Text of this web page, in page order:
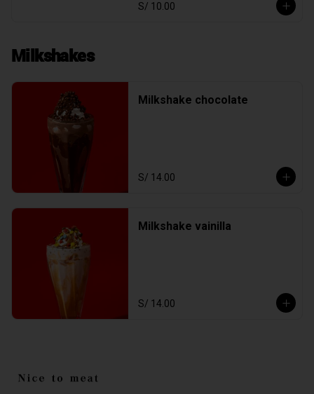
S/ 10.00
Milkshakes
Milkshake chocolate
S/ 14.00
Milkshake vainilla
S/ 14.00